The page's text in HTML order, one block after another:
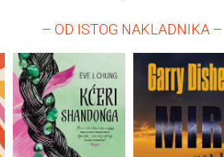
– OD ISTOG NAKLADNIKA –